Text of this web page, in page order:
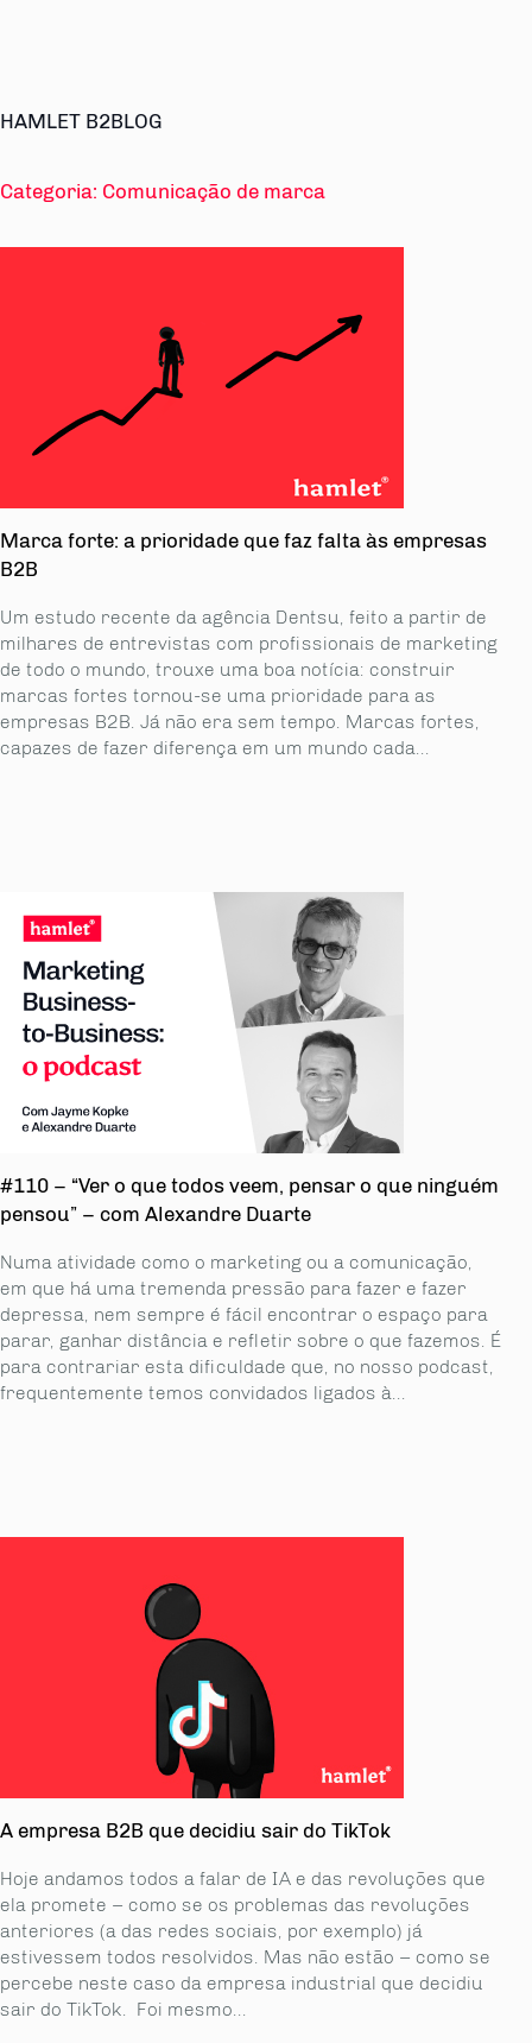
HAMLET B2BLOG
Categoria: Comunicação de marca
Marca forte: a prioridade que faz falta às empresas
B2B
Um estudo recente da agência Dentsu, feito a partir de
milhares de entrevistas com profissionais de marketing
de todo o mundo, trouxe uma boa notícia: construir
marcas fortes tornou-se uma prioridade para as
empresas B2B. Já não era sem tempo. Marcas fortes,
capazes de fazer diferença em um mundo cada...
#110 – “Ver o que todos veem, pensar o que ninguém
pensou” – com Alexandre Duarte
Numa atividade como o marketing ou a comunicação,
em que há uma tremenda pressão para fazer e fazer
depressa, nem sempre é fácil encontrar o espaço para
parar, ganhar distância e refletir sobre o que fazemos. É
para contrariar esta dificuldade que, no nosso podcast,
frequentemente temos convidados ligados à...
A empresa B2B que decidiu sair do TikTok
Hoje andamos todos a falar de IA e das revoluções que
ela promete – como se os proble­mas das revoluções
anteriores (a das redes sociais, por exemplo) já
estivessem todos resolvidos. Mas não estão – como se
percebe neste caso da empresa industrial que decidiu
sair do TikTok. Foi mesmo...